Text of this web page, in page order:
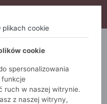
3SZT (KOD: S15)
plikach cookie
cookie
spersonalizowania
ruch w naszej witrynie.
z naszej witryny,